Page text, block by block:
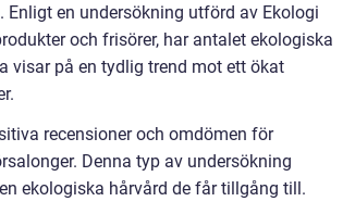
en undersökning utförd av Ekologi
och frisörer, har antalet ekologiska
visar på en tydlig trend mot ett ökat
recensioner och omdömen för
Denna typ av undersökning
ekologiska hårvård de får tillgång till.